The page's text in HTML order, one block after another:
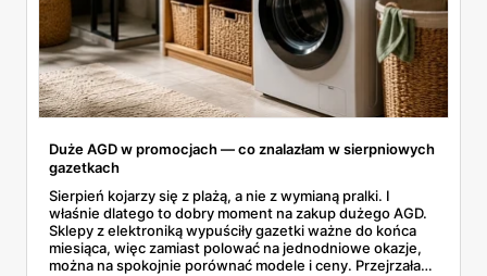
Duże AGD w promocjach — co znalazłam w sierpniowych
gazetkach
Sierpień kojarzy się z plażą, a nie z wymianą pralki. I
właśnie dlatego to dobry moment na zakup dużego AGD.
Sklepy z elektroniką wypuściły gazetki ważne do końca
miesiąca, więc zamiast polować na jednodniowe okazje,
można na spokojnie porównać modele i ceny. Przejrzałam